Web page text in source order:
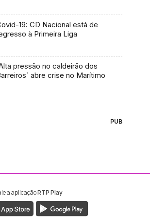
19: CD Nacional está de
à Primeira Liga
pressão no caldeirão dos
abre crise no Marítimo
PUB
Madeira
Madeira
a aplicaçãoRTP Play